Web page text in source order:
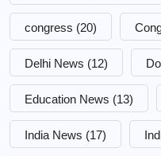
congress (20)
Delhi News (12)
Education News (13)
India News (17)